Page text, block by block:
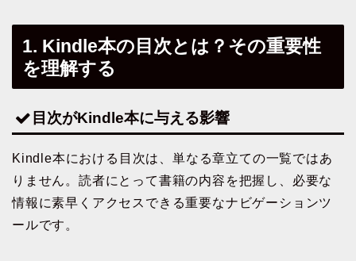
1. Kindle本の目次とは？その重要性
を理解する
目次がKindle本に与える影響
Kindle本における目次は、単なる章立ての一覧ではあ
りません。読者にとって書籍の内容を把握し、必要な
情報に素早くアクセスできる重要なナビゲーションツ
ールです。